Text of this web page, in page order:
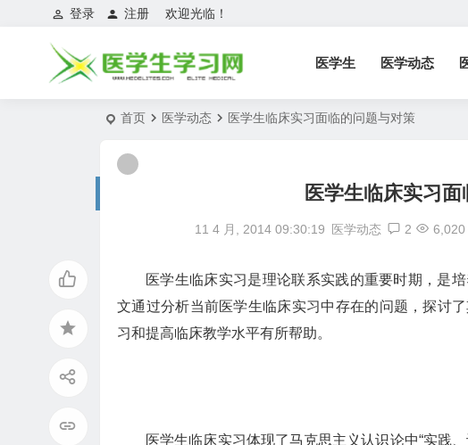
欢迎光临！
登录 注册
医学生 医学动态
首页 医学动态 医学生临床实习面临的问题与对策
医学生临床实习
11 4 月, 2014 09:30:19 医学动态 2 6,020
医学生临床实习是理论联系实践的重要时期，是
文通过分析当前医学生临床实习中存在的问题，探讨
习和提高临床教学水平有所帮助。
医学生临床实习体现了马克思主义认识论中“实践、